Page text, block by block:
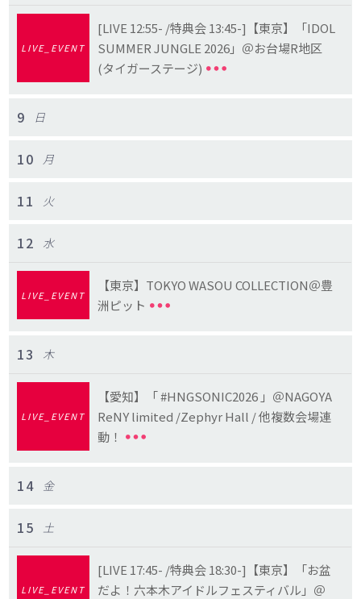
LIVE_EVENT
[LIVE 12:55- /特典会 13:45-]【東京】「IDOL
SUMMER JUNGLE 2026」＠お台場R地区
(タイガーステージ)
9 日
10 月
11 火
12 水
LIVE_EVENT
【東京】TOKYO WASOU COLLECTION＠豊
洲ピット
13 木
LIVE_EVENT
【愛知】「 #HNGSONIC2026 」＠NAGOYA
ReNY limited /Zephyr Hall / 他複数会場連
動！
14 金
15 土
LIVE_EVENT
[LIVE 17:45- /特典会 18:30-]【東京】「お盆
だよ！六本木アイドルフェスティバル」＠